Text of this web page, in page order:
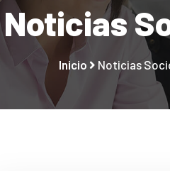
Noticias
Inicio Noticias